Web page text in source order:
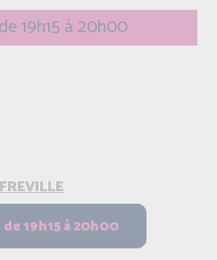
19h15 à 20h00